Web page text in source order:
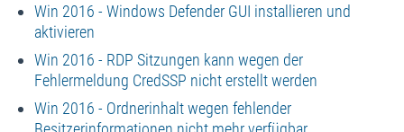
Win 2016 - Windows Defender GUI installieren und
aktivieren
Win 2016 - RDP Sitzungen kann wegen der
Fehlermeldung CredSSP nicht erstellt werden
Win 2016 - Ordnerinhalt wegen fehlender